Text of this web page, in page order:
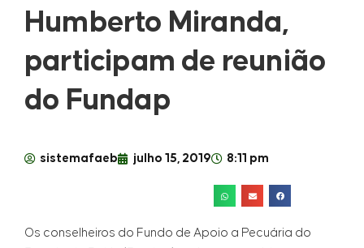
Humberto Miranda,
participam de reunião
do Fundap
sistemafaeb julho 15, 2019 8:11 pm
Os conselheiros do Fundo de Apoio a Pecuária do